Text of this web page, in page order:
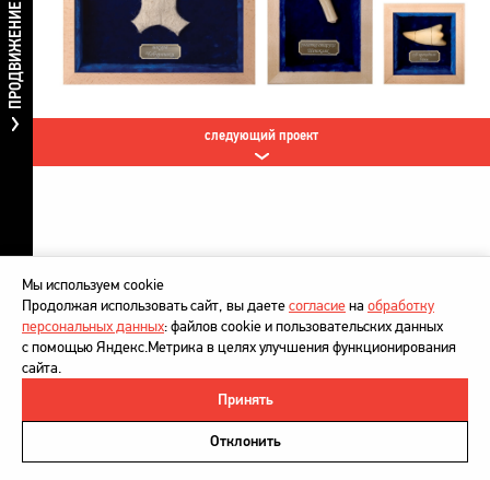
ПРОДВИЖЕНИЕ
следующий проект
Политика в отношении обработки персональных данных
Напишите нам
Мы используем cookie
Продолжая использовать сайт, вы даетесогласиена обработку
персональных данных: файлов cookie и пользовательских данных
с помощью Яндекс.Метрика в целях улучшения функционирования
сайта.
Принять
Отклонить